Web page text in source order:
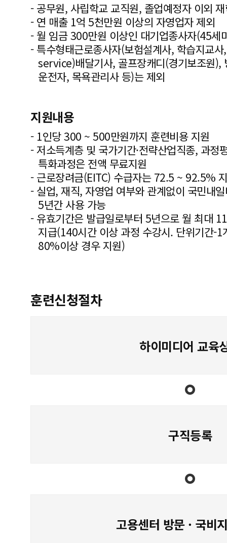
- 공무원, 사립학교 교직원, 졸업예정자 이외
- 연 매출 1억 5천만원 이상의 자영업자 제외
- 월 임금 300만원 이상인 대기업종사자(45세
- 특수형태근로종사자(보험설계사, 학습지교
service)배달기사, 골프장캐디(경기보조원),
운전자, 목욕관리사 등)는 제외
지원내용
- 1인당 300 ~ 500만원까지 훈련비용 지원
- 저소득계층 및 국가기간·전략산업직종, 과정
특화과정은 전액 무료지원
- 근로장려금(EITC) 수급자는 72.5 ~ 92.5%
- 실업, 재직, 자영업 여부와 관계없이 국민내
5년간 사용 가능
- 유효기간은 발급일로부터 5년으로 월 최대
지급(140시간 이상 과정 수강시. 단위기간-1
80%이상 경우 지원)
훈련신청절차
하이미디어 교육
구직등록
고용센터 방문 · 국비